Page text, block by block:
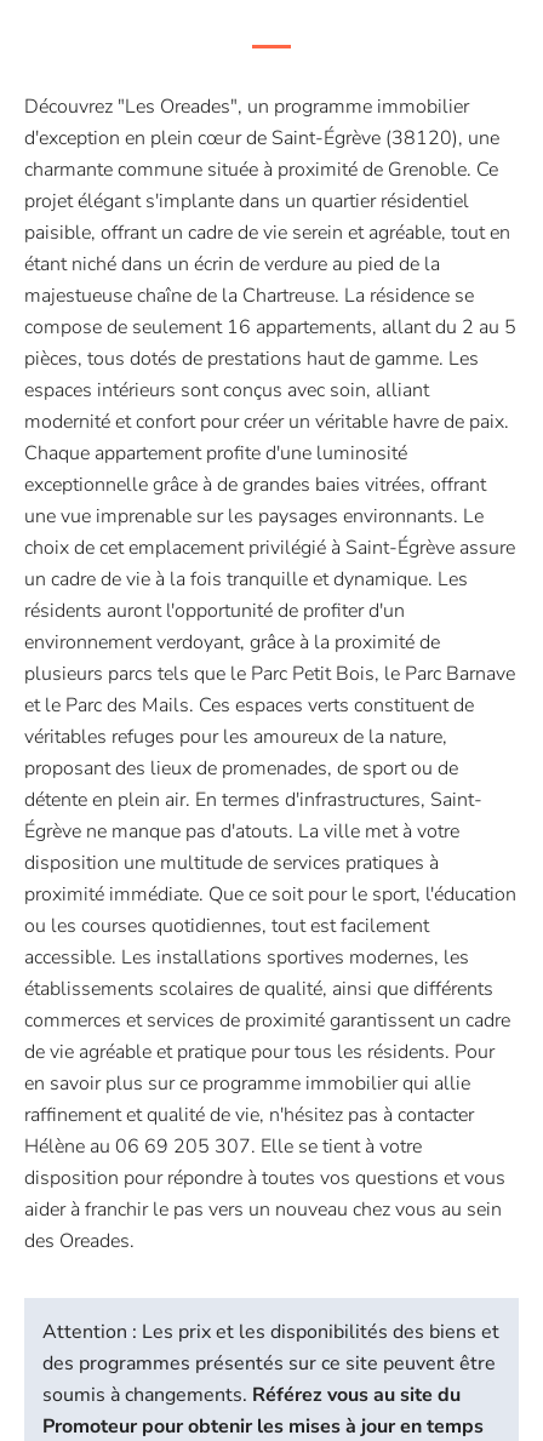
Découvrez "Les Oreades", un programme immobilier
d'exception en plein cœur de Saint-Égrève (38120), une
charmante commune située à proximité de Grenoble. Ce
projet élégant s'implante dans un quartier résidentiel
paisible, offrant un cadre de vie serein et agréable, tout en
étant niché dans un écrin de verdure au pied de la
majestueuse chaîne de la Chartreuse. La résidence se
compose de seulement 16 appartements, allant du 2 au 5
pièces, tous dotés de prestations haut de gamme. Les
espaces intérieurs sont conçus avec soin, alliant
modernité et confort pour créer un véritable havre de paix.
Chaque appartement profite d'une luminosité
exceptionnelle grâce à de grandes baies vitrées, offrant
une vue imprenable sur les paysages environnants. Le
choix de cet emplacement privilégié à Saint-Égrève assure
un cadre de vie à la fois tranquille et dynamique. Les
résidents auront l'opportunité de profiter d'un
environnement verdoyant, grâce à la proximité de
plusieurs parcs tels que le Parc Petit Bois, le Parc Barnave
et le Parc des Mails. Ces espaces verts constituent de
véritables refuges pour les amoureux de la nature,
proposant des lieux de promenades, de sport ou de
détente en plein air. En termes d'infrastructures, Saint-
Égrève ne manque pas d'atouts. La ville met à votre
disposition une multitude de services pratiques à
proximité immédiate. Que ce soit pour le sport, l'éducation
ou les courses quotidiennes, tout est facilement
accessible. Les installations sportives modernes, les
établissements scolaires de qualité, ainsi que différents
commerces et services de proximité garantissent un cadre
de vie agréable et pratique pour tous les résidents. Pour
en savoir plus sur ce programme immobilier qui allie
raffinement et qualité de vie, n'hésitez pas à contacter
Hélène au 06 69 205 307. Elle se tient à votre
disposition pour répondre à toutes vos questions et vous
aider à franchir le pas vers un nouveau chez vous au sein
des Oreades.
Attention : Les prix et les disponibilités des biens et
des programmes présentés sur ce site peuvent être
soumis à changements. Référez vous au site du
Promoteur pour obtenir les mises à jour en temps